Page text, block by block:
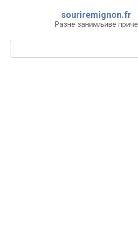
souriremignon.fr
Разне занимљиве приче
Search: